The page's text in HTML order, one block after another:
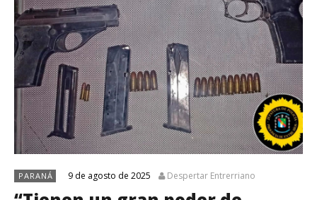
PARANÁ 9 de agosto de 2025 Despertar Entrerriano